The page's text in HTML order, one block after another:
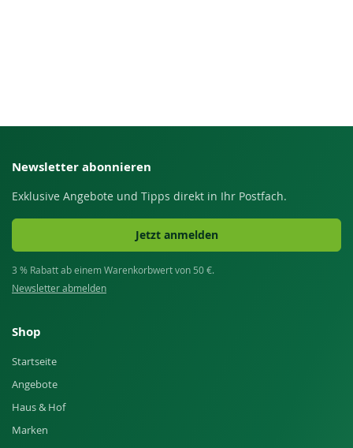
Newsletter abonnieren
Exklusive Angebote und Tipps direkt in Ihr Postfach.
Jetzt anmelden
3 % Rabatt ab einem Warenkorbwert von 50 €.
Newsletter abmelden
Shop
Startseite
Angebote
Haus & Hof
Marken